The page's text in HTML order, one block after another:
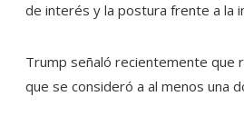
de interés y la postura frente a la
Trump señaló recientemente que
que se consideró a al menos una